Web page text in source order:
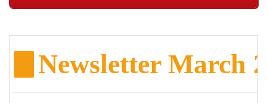
Newsletter March